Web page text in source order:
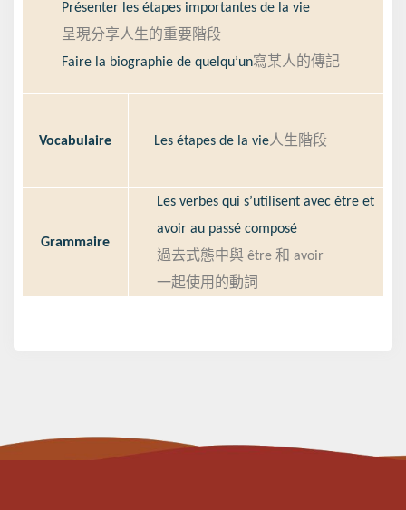
Présenter les étapes importantes de la vie
呈現分享人生的重要階段
Faire la biographie de quelqu’un寫某人的傳記
Vocabulaire Les étapes de la vie人生階段
Grammaire
Les verbes qui s’utilisent avec être et
avoir au passé composé
過去式態中與 être 和 avoir
一起使用的動詞